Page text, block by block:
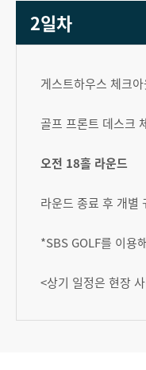
2일차
게스트하우스 체크아
골프 프론트 데스크
오전 18홀 라운드
라운드 종료 후 개별
*SBS GOLF를 이용
<상기 일정은 현장 사